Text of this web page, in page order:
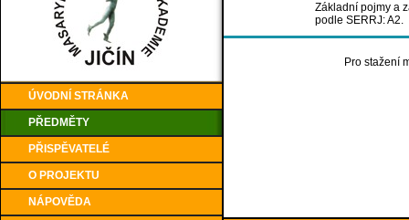
ÚVODNÍ STRÁNKA
PŘEDMĚTY
PŘISPĚVATELÉ
O PROJEKTU
NÁPOVĚDA
Základní pojmy a
podle SERRJ: A2.
Pro stažení